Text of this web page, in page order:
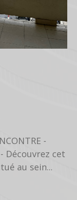
-
Découvrez cet
au sein...